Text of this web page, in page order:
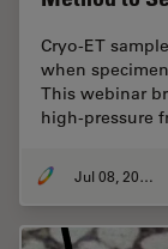
Cryo-ET
when
This webinar
high-pressure
Jul 08, 2026